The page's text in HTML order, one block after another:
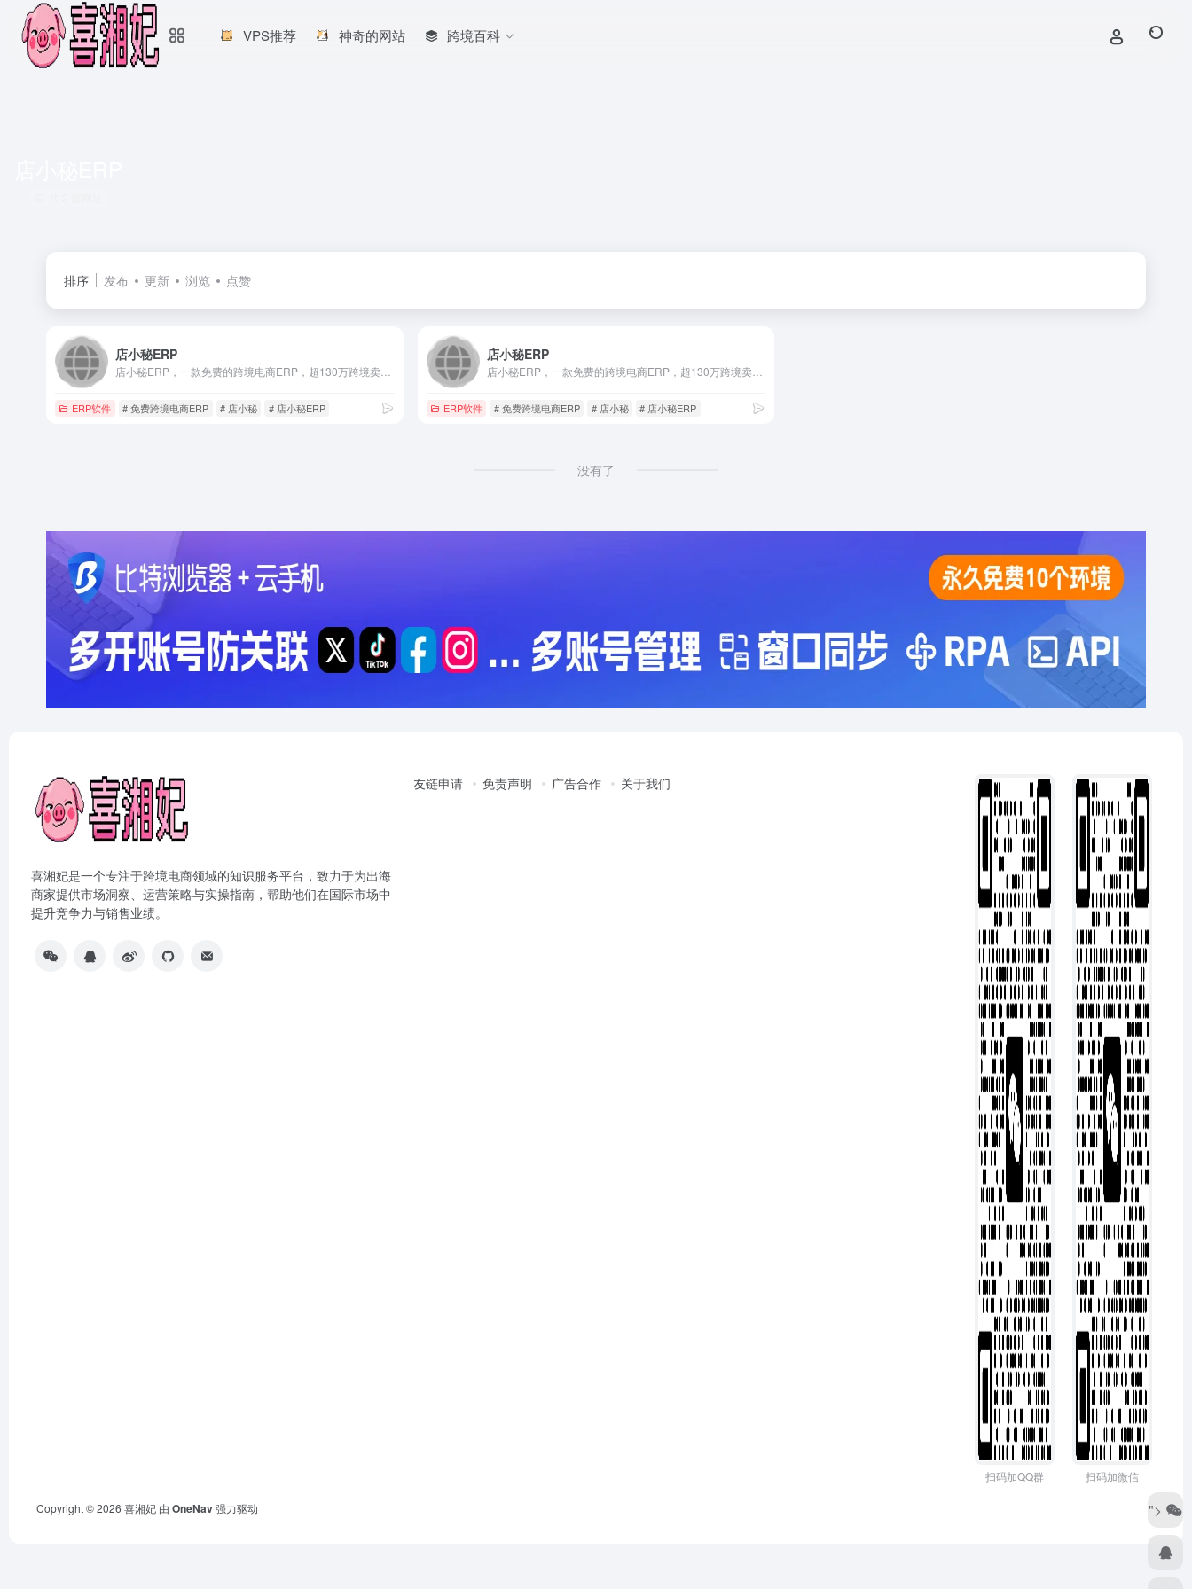
VPS推荐 神奇的网站 跨境百科
排序 发布 更新 浏览 点赞
店小秘ERP
ERP软件 # 免费跨境电商ERP # 店小秘 # 店小秘ERP
店小秘ERP
ERP软件 # 免费跨境电商ERP # 店小秘 # 店小秘ERP
没有了
喜湘妃是一个专注于跨境电商领域的知识服务平台，致力于为出海
商家提供市场洞察、运营策略与实操指南，帮助他们在国际市场中
提升竞争力与销售业绩。
友链申请 免责声明 广告合作 关于我们
扫码加QQ群 扫码加微信
Copyright © 2026 喜湘妃 由 OneNav强力驱动 ">